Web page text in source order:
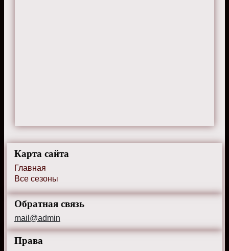
Карта сайта
Главная
Все сезоны
Обратная связь
mail@admin
Права